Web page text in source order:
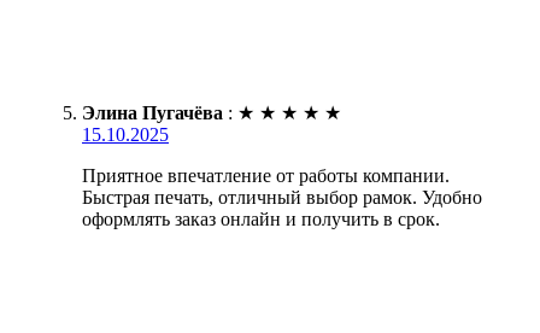
Элина Пугачёва : ★ ★ ★ ★ ★
15.10.2025
Приятное впечатление от работы компании.
Быстрая печать, отличный выбор рамок. Удобно
оформлять заказ онлайн и получить в срок.